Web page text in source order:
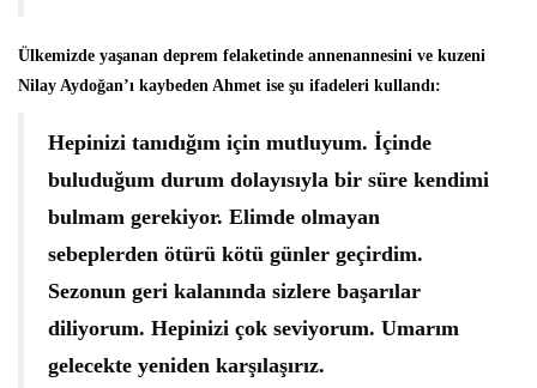
Ülkemizde yaşanan deprem felaketinde annenannesini ve kuzeni
Nilay Aydoğan’ı kaybeden Ahmet ise şu ifadeleri kullandı:
Hepinizi tanıdığım için mutluyum. İçinde
buluduğum durum dolayısıyla bir süre kendimi
bulmam gerekiyor. Elimde olmayan
sebeplerden ötürü kötü günler geçirdim.
Sezonun geri kalanında sizlere başarılar
diliyorum. Hepinizi çok seviyorum. Umarım
gelecekte yeniden karşılaşırız.